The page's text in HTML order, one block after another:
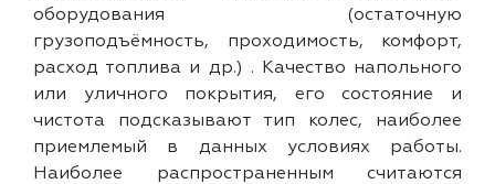
оборудования (остаточную
грузоподъёмность, проходимость, комфорт,
расход топлива и др.) . Качество напольного
или уличного покрытия, его состояние и
чистота подсказывают тип колес, наиболее
приемлемый в данных условиях работы.
Наиболее распространенным считаются